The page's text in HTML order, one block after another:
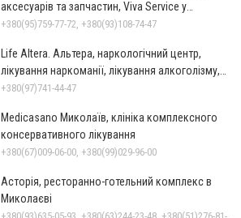
аксесуарів та запчастин, Viva Service у
Миколаєві
+380(95)759-77-72, +380(93)108-74-47
Life Altera. Альтера, наркологічний центр,
лікування наркоманії, лікування алкоголізму,
зняття ломки
+380(97)741-44-47
Medicasano Миколаїв, клініка комплексного
консервативного лікування
+380(67)009-06-00, +380(99)029-96-00
Асторія, ресторанно-готельний комплекс в
Миколаєві